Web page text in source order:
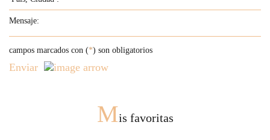
campos marcados con (*) son obligatorios
Enviar
Mis favoritas